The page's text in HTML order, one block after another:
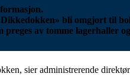
bli omgjort til
av tomme lagerhaller
sier administrerende